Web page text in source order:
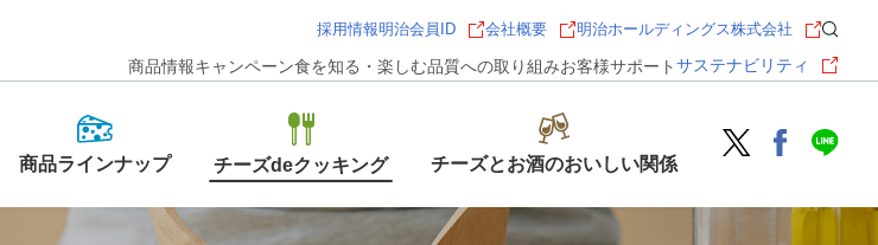
商品情報キャンペーン食を知る・楽しむ品質への取り組みお客様サポートサステナビリティ
採用情報明治会員ID 会社概要 明治ホールディングス株式会社
商品ラインナップ チーズdeクッキング チーズとお酒のおいしい関係